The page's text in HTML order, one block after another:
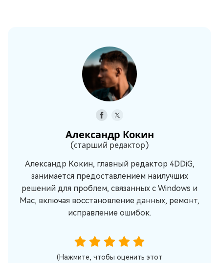
Александр Кокин
(старший редактор)
Александр Кокин, главный редактор 4DDiG,
занимается предоставлением наилучших
решений для проблем, связанных с Windows и
Mac, включая восстановление данных, ремонт,
исправление ошибок.
(Нажмите, чтобы оценить этот